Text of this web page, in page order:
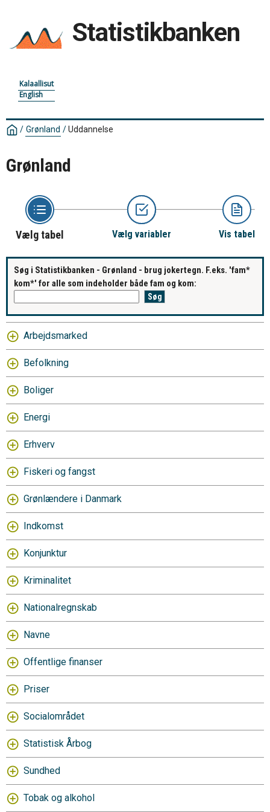
Statistikbanken
Kalaallisut
English
/ Grønland /Uddannelse
Grønland
Vælg tabel Vælg variabler Vis tabel
Søg i Statistikbanken - Grønland - brug jokertegn. F.eks. 'fam*
kom*' for alle som indeholder både fam og kom:
Arbejdsmarked
Befolkning
Boliger
Energi
Erhverv
Fiskeri og fangst
Grønlændere i Danmark
Indkomst
Konjunktur
Kriminalitet
Nationalregnskab
Navne
Offentlige finanser
Priser
Socialområdet
Statistisk Årbog
Sundhed
Tobak og alkohol